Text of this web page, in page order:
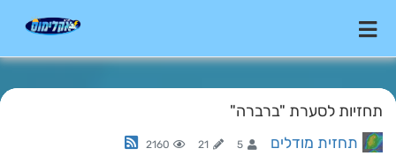
תחזיות לסערת "ברברה"
תחזית מודלים 5
21
2160